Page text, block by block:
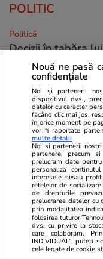
POLITIC
Politică
Decizii în tabăra
după ce
suspendat
Congresul PNL:
Congrese va fi
statut. Îi
la șefia
Politică
Nicușor Dan a
Gumusay de la
Erdogan. Ce va
Nouă ne pasă
confidențiale
Noi și partenerii
dispozitivul dvs.,
datelor cu caracter
făcând clic mai jos,
în orice moment pe
vor fi raportate
multe detalii
Noi si partenerii
partenere, precum
prelucram date
personaliza
interesele si/sau
retelelor de
de drepturile
prelucrarea datelor cu
prin modalitatea
folosirea tuturor
dvs. cu privire la
care colaboram.
INDIVIDUAL” puteti
cele legate de cookie